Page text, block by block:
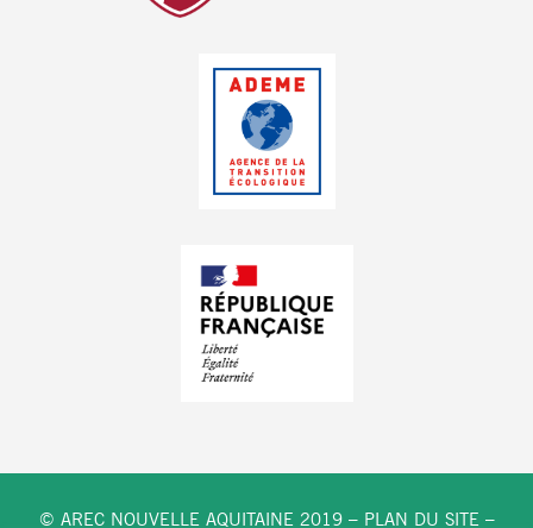
© AREC NOUVELLE AQUITAINE 2019 – PLAN DU SITE–